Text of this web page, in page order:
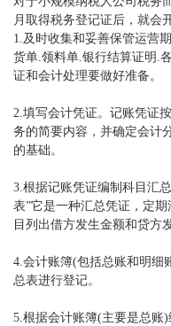
月取得税务登记证后，就会
1.及时收集和妥善保管运营
货单.领料单.银行结算证明.
证和会计处理要做好准备。
2.填写会计凭证。记账凭证
务的简要内容，并确定会计
的基础。
3.根据记账凭证编制科目汇
表”它是一种汇总凭证，定
目列出借方发生金额和贷方
4.会计账簿(包括总账和明细
总表进行登记。
5.根据会计账簿(主要是总账